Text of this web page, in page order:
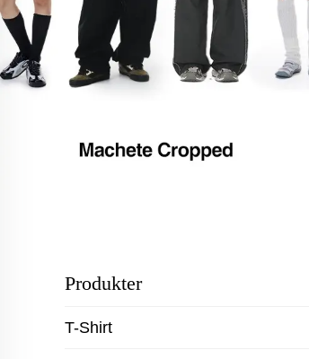
Produkter
T-Shirt